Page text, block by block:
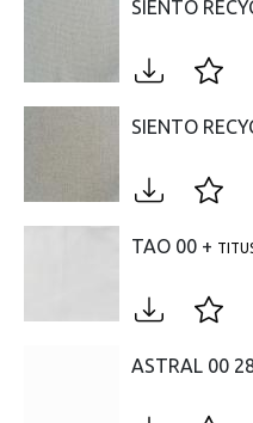
SIENTO
SIENTO
TAO 00 +
ASTRAL 00